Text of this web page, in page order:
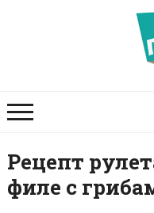
Рецепт
филе с